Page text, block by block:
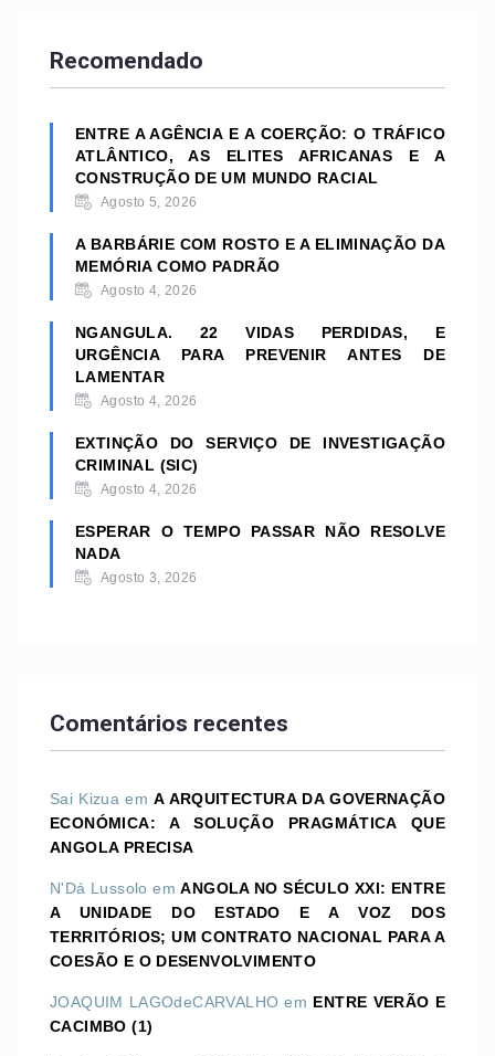
Recomendado
ENTRE A AGÊNCIA E A COERÇÃO: O TRÁFICO
ATLÂNTICO, AS ELITES AFRICANAS E A
CONSTRUÇÃO DE UM MUNDO RACIAL
Agosto 5, 2026
A BARBÁRIE COM ROSTO E A ELIMINAÇÃO DA
MEMÓRIA COMO PADRÃO
Agosto 4, 2026
NGANGULA. 22 VIDAS PERDIDAS, E
URGÊNCIA PARA PREVENIR ANTES DE
LAMENTAR
Agosto 4, 2026
EXTINÇÃO DO SERVIÇO DE INVESTIGAÇÃO
CRIMINAL (SIC)
Agosto 4, 2026
ESPERAR O TEMPO PASSAR NÃO RESOLVE
NADA
Agosto 3, 2026
Comentários recentes
Sai Kizua emA ARQUITECTURA DA GOVERNAÇÃO
ECONÓMICA: A SOLUÇÃO PRAGMÁTICA QUE
ANGOLA PRECISA
N'Dá Lussolo emANGOLA NO SÉCULO XXI: ENTRE
A UNIDADE DO ESTADO E A VOZ DOS
TERRITÓRIOS; UM CONTRATO NACIONAL PARA A
COESÃO E O DESENVOLVIMENTO
JOAQUIM LAGOdeCARVALHO em ENTRE VERÃO E
CACIMBO (1)